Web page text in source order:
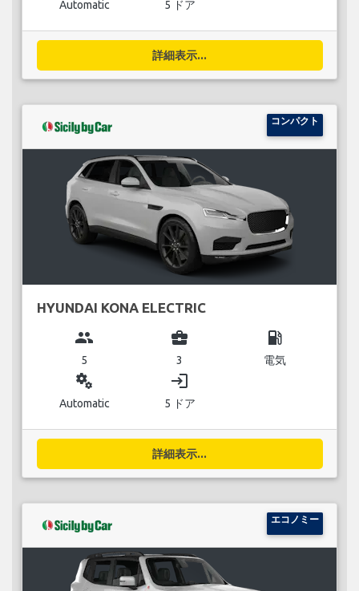
Automatic 5 ドア
詳細表示...
コンパクト
HYUNDAI KONA ELECTRIC
group
5
business_center
3
local_gas_station
電気
miscellaneous_services
Automatic
login
5 ドア
詳細表示...
エコノミー